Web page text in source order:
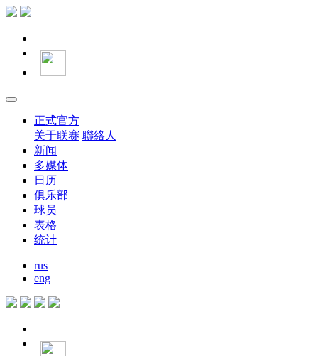
正式官方
关于联赛 聯絡人
新闻
多媒体
日历
俱乐部
球员
表格
统计
rus
eng